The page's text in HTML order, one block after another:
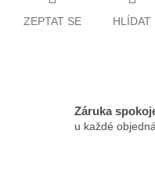
ZEPTAT SE HLÍDAT
Záruka
u každé